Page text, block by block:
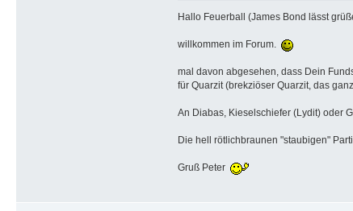
Hallo Feuerball (James Bond lässt
willkommen im Forum.
mal davon abgesehen, dass Dein
für Quarzit (brekziöser Quarzit, das
An Diabas, Kieselschiefer (Lydit) oder
Die hell rötlichbraunen "staubigen"
Gruß Peter